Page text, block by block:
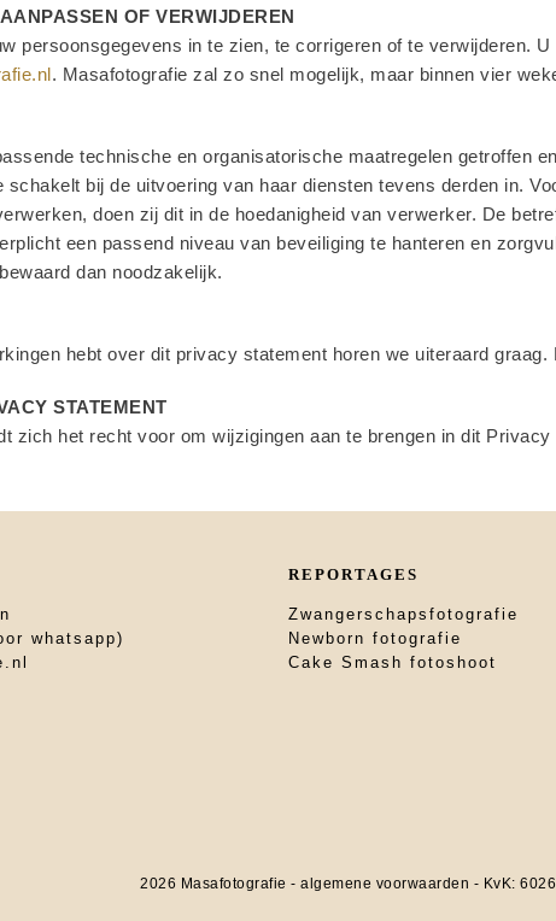
OF VERWIJDEREN
persoonsgegevens in te zien, te corrigeren of te verwijderen.
. Masafotografie zal zo snel mogelijk, maar binnen vier
technische en organisatorische maatregelen getroffen
schakelt bij de uitvoering van haar diensten tevens derden in.
doen zij dit in de hoedanigheid van verwerker. De
een passend niveau van beveiliging te hanteren en
dan noodzakelijk.
hebt over dit privacy statement horen we uiteraard graag.
STATEMENT
zich het recht voor om wijzigingen aan te brengen in dit Privacy
whatsapp)
REPORTAGES
Zwangerschapsfotografie
Newborn fotografie
Cake Smash fotoshoot
2026 Masafotografie - algemene voorwaarden - KvK: